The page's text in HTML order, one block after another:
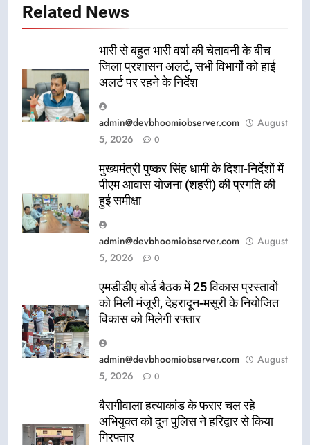
Related News
भारी से बहुत भारी वर्षा की चेतावनी के बीच
जिला प्रशासन अलर्ट, सभी विभागों को हाई
अलर्ट पर रहने के निर्देश
admin@devbhoomiobserver.com
August
5, 2026
0
मुख्यमंत्री पुष्कर सिंह धामी के दिशा-निर्देशों में
पीएम आवास योजना (शहरी) की प्रगति की
हुई समीक्षा
admin@devbhoomiobserver.com
August
5, 2026
0
एमडीडीए बोर्ड बैठक में 25 विकास प्रस्तावों
को मिली मंजूरी, देहरादून-मसूरी के नियोजित
विकास को मिलेगी रफ्तार
admin@devbhoomiobserver.com
August
5, 2026
0
बैरागीवाला हत्याकांड के फरार चल रहे
अभियुक्त को दून पुलिस ने हरिद्वार से किया
गिरफ्तार